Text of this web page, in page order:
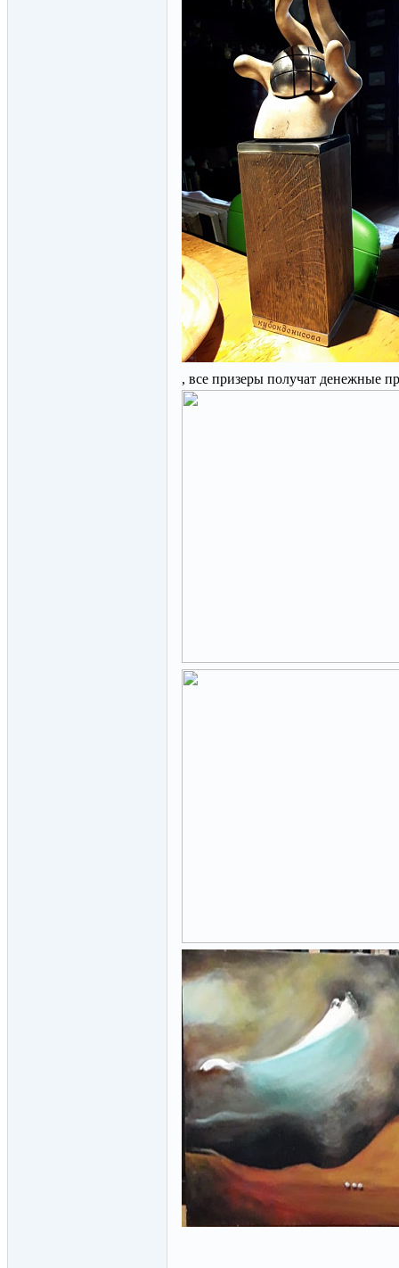
, все призеры получат денежные